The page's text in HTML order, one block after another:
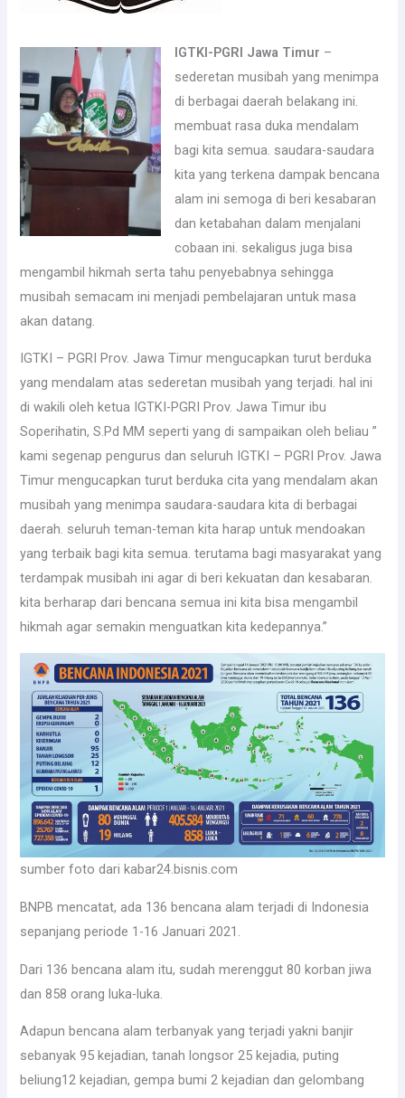
IGTKI-PGRI Jawa Timur –
sederetan musibah yang menimpa
di berbagai daerah belakang ini.
membuat rasa duka mendalam
bagi kita semua. saudara-saudara
kita yang terkena dampak bencana
alam ini semoga di beri kesabaran
dan ketabahan dalam menjalani
cobaan ini. sekaligus juga bisa
mengambil hikmah serta tahu penyebabnya sehingga
musibah semacam ini menjadi pembelajaran untuk masa
akan datang.
IGTKI – PGRI Prov. Jawa Timur mengucapkan turut berduka
yang mendalam atas sederetan musibah yang terjadi. hal ini
di wakili oleh ketua IGTKI-PGRI Prov. Jawa Timur ibu
Soperihatin, S.Pd MM seperti yang di sampaikan oleh beliau ”
kami segenap pengurus dan seluruh IGTKI – PGRI Prov. Jawa
Timur mengucapkan turut berduka cita yang mendalam akan
musibah yang menimpa saudara-saudara kita di berbagai
daerah. seluruh teman-teman kita harap untuk mendoakan
yang terbaik bagi kita semua. terutama bagi masyarakat yang
terdampak musibah ini agar di beri kekuatan dan kesabaran.
kita berharap dari bencana semua ini kita bisa mengambil
hikmah agar semakin menguatkan kita kedepannya.”
sumber foto dari kabar24.bisnis.com
BNPB mencatat, ada 136 bencana alam terjadi di Indonesia
sepanjang periode 1-16 Januari 2021.
Dari 136 bencana alam itu, sudah merenggut 80 korban jiwa
dan 858 orang luka-luka.
Adapun bencana alam terbanyak yang terjadi yakni banjir
sebanyak 95 kejadian, tanah longsor 25 kejadia, puting
beliung12 kejadian, gempa bumi 2 kejadian dan gelombang